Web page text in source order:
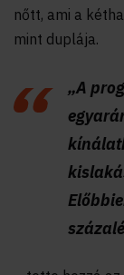
nőtt, ami a
mint duplája.
„A